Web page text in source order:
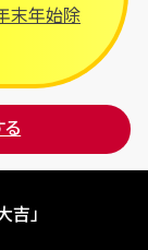
末年始除
吉」